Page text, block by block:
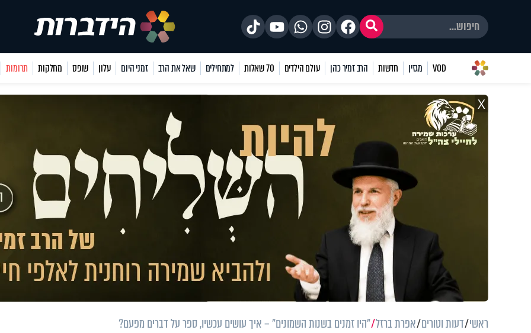
VOD מגזין חדשות הרב זמיר כהן עולם הילדים 70 שאלות למתחילים שאל את הרב זמני היום עלון שופס מחלקות תרומות
X
ראשי דעות וטורים אפרת ברזל "היו זמנים בשנות השמונים" – איך עושים עכשיו, ספר על דברים מפעם?